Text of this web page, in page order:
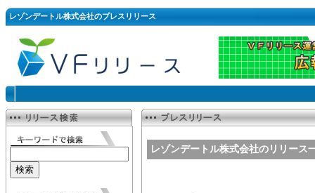
レゾンデートル株式会社のプレスリリース
レゾンデートル株式会社のリリース